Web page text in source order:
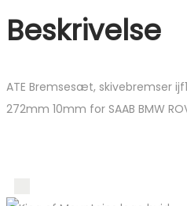
Beskrivelse
ATE Bremsesæt, skivebremser
272mm 10mm for SAAB BMW